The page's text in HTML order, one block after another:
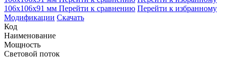
106x106x91 мм Перейти к сравнению Перейти к избранному
Модификации Скачать
Код
Наименование
Мощность
Световой поток